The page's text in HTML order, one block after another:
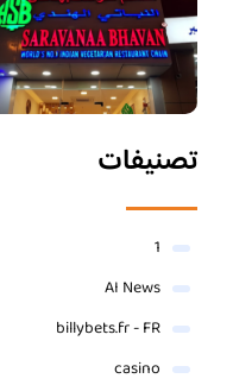
تصنيفات
1
AI News
billybets.fr - FR
casino